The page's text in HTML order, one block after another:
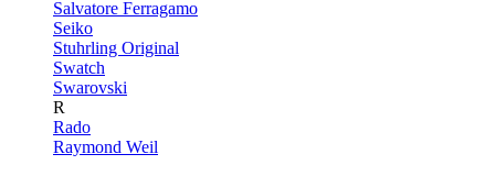
Salvatore Ferragamo
Seiko
Stuhrling Original
Swatch
Swarovski
R
Rado
Raymond Weil